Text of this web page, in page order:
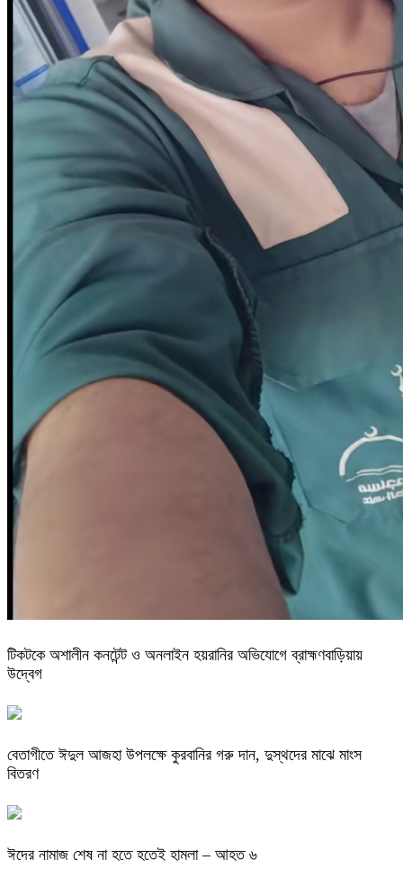
টিকটকে অশালীন কনটেন্ট ও অনলাইন হয়রানির অভিযোগে ব্রাহ্মণবাড়িয়ায়
উদ্বেগ
বেতাগীতে ঈদুল আজহা উপলক্ষে কুরবানির গরু দান, দুস্থদের মাঝে মাংস
বিতরণ
ঈদের নামাজ শেষ না হতে হতেই হামলা – আহত ৬